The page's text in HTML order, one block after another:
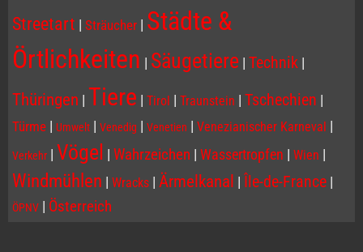
Streetart | Sträucher | Städte &
Örtlichkeiten | Säugetiere | Technik |
Thüringen | Tiere | Tirol | Traunstein | Tschechien |
Türme | Umwelt | Venedig | Venetien | Venezianischer Karneval |
Verkehr | Vögel | Wahrzeichen | Wassertropfen | Wien |
Windmühlen | Wracks | Ärmelkanal | Île-de-France |
ÖPNV | Österreich